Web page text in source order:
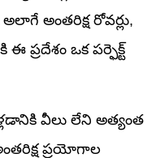
అంతరిక్ష రోవర్లు,
ప్రదేశం ఒక పర్ఫెక్ట్
వీలు లేని అత్యంత
ప్రయోగాల